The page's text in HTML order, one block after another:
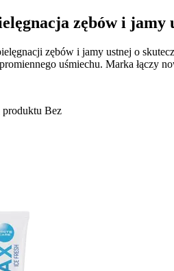
zębów i jamy
zębów i jamy ustnej o
uśmiechu. Marka łączy
produktu Bez